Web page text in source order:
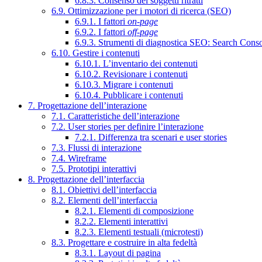
6.9. Ottimizzazione per i motori di ricerca (SEO)
6.9.1. I fattori on-page
6.9.2. I fattori off-page
6.9.3. Strumenti di diagnostica SEO: Search
6.10. Gestire i contenuti
6.10.1. L’inventario dei contenuti
6.10.2. Revisionare i contenuti
6.10.3. Migrare i contenuti
6.10.4. Pubblicare i contenuti
7. Progettazione dell’interazione
7.1. Caratteristiche dell’interazione
7.2. User stories per definire l’interazione
7.2.1. Differenza tra scenari e user stories
7.3. Flussi di interazione
7.4. Wireframe
7.5. Prototipi interattivi
8. Progettazione dell’interfaccia
8.1. Obiettivi dell’interfaccia
8.2. Elementi dell’interfaccia
8.2.1. Elementi di composizione
8.2.2. Elementi interattivi
8.2.3. Elementi testuali (microtesti)
8.3. Progettare e costruire in alta fedeltà
8.3.1. Layout di pagina